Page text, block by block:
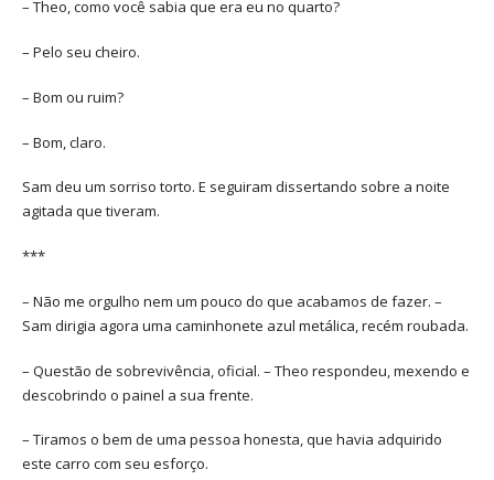
– Theo, como você sabia que era eu no quarto?
– Pelo seu cheiro.
– Bom ou ruim?
– Bom, claro.
Sam deu um sorriso torto. E seguiram dissertando sobre a noite
agitada que tiveram.
***
– Não me orgulho nem um pouco do que acabamos de fazer. –
Sam dirigia agora uma caminhonete azul metálica, recém roubada.
– Questão de sobrevivência, oficial. – Theo respondeu, mexendo e
descobrindo o painel a sua frente.
– Tiramos o bem de uma pessoa honesta, que havia adquirido
este carro com seu esforço.